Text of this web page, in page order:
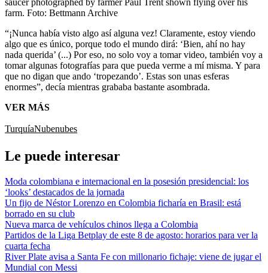
farm. Foto: Bettmann Archive
“¡Nunca había visto algo así alguna vez! Claramente, estoy viendo
algo que es único, porque todo el mundo dirá: ‘Bien, ahí no hay
nada querida’ (...) Por eso, no solo voy a tomar video, también voy a
tomar algunas fotografías para que pueda verme a mí misma. Y para
que no digan que ando ‘tropezando’. Estas son unas esferas
enormes”, decía mientras grababa bastante asombrada.
VER MÁS
TurquíaNubenubes
Le puede interesar
Moda colombiana e internacional en la posesión presidencial: los
‘looks’ destacados de la jornada
Un fijo de Néstor Lorenzo en Colombia ficharía en Brasil: está
borrado en su club
Nueva marca de vehículos chinos llega a Colombia
Partidos de la Liga Betplay de este 8 de agosto: horarios para ver la
cuarta fecha
River Plate avisa a Santa Fe con millonario fichaje: viene de jugar el
Mundial con Messi